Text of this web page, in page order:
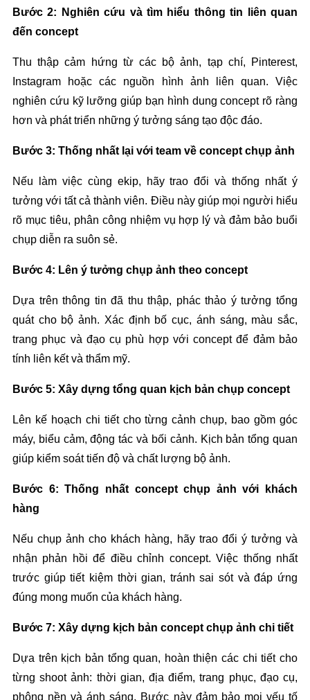
Bước 2: Nghiên cứu và tìm hiểu thông tin liên quan
đến concept
Thu thập cảm hứng từ các bộ ảnh, tạp chí, Pinterest,
Instagram hoặc các nguồn hình ảnh liên quan. Việc
nghiên cứu kỹ lưỡng giúp bạn hình dung concept rõ ràng
hơn và phát triển những ý tưởng sáng tạo độc đáo.
Bước 3: Thống nhất lại với team về concept chụp ảnh
Nếu làm việc cùng ekip, hãy trao đổi và thống nhất ý
tưởng với tất cả thành viên. Điều này giúp mọi người hiểu
rõ mục tiêu, phân công nhiệm vụ hợp lý và đảm bảo buổi
chụp diễn ra suôn sẻ.
Bước 4: Lên ý tưởng chụp ảnh theo concept
Dựa trên thông tin đã thu thập, phác thảo ý tưởng tổng
quát cho bộ ảnh. Xác định bố cục, ánh sáng, màu sắc,
trang phục và đạo cụ phù hợp với concept để đảm bảo
tính liên kết và thẩm mỹ.
Bước 5: Xây dựng tổng quan kịch bản chụp concept
Lên kế hoạch chi tiết cho từng cảnh chụp, bao gồm góc
máy, biểu cảm, động tác và bối cảnh. Kịch bản tổng quan
giúp kiểm soát tiến độ và chất lượng bộ ảnh.
Bước 6: Thống nhất concept chụp ảnh với khách
hàng
Nếu chụp ảnh cho khách hàng, hãy trao đổi ý tưởng và
nhận phản hồi để điều chỉnh concept. Việc thống nhất
trước giúp tiết kiệm thời gian, tránh sai sót và đáp ứng
đúng mong muốn của khách hàng.
Bước 7: Xây dựng kịch bản concept chụp ảnh chi tiết
Dựa trên kịch bản tổng quan, hoàn thiện các chi tiết cho
từng shoot ảnh: thời gian, địa điểm, trang phục, đạo cụ,
phông nền và ánh sáng. Bước này đảm bảo mọi yếu tố